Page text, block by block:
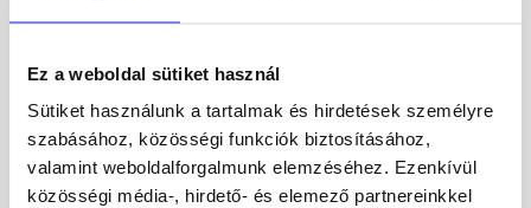
Ez a weboldal sütiket használ
Sütiket használunk a tartalmak és hirdetések személyre
szabásához, közösségi funkciók biztosításához,
valamint weboldalforgalmunk elemzéséhez. Ezenkívül
közösségi média-, hirdető- és elemező partnereinkkel
3 938 Ft / l
Megnézem
3 445 Ft / l
Megnézem